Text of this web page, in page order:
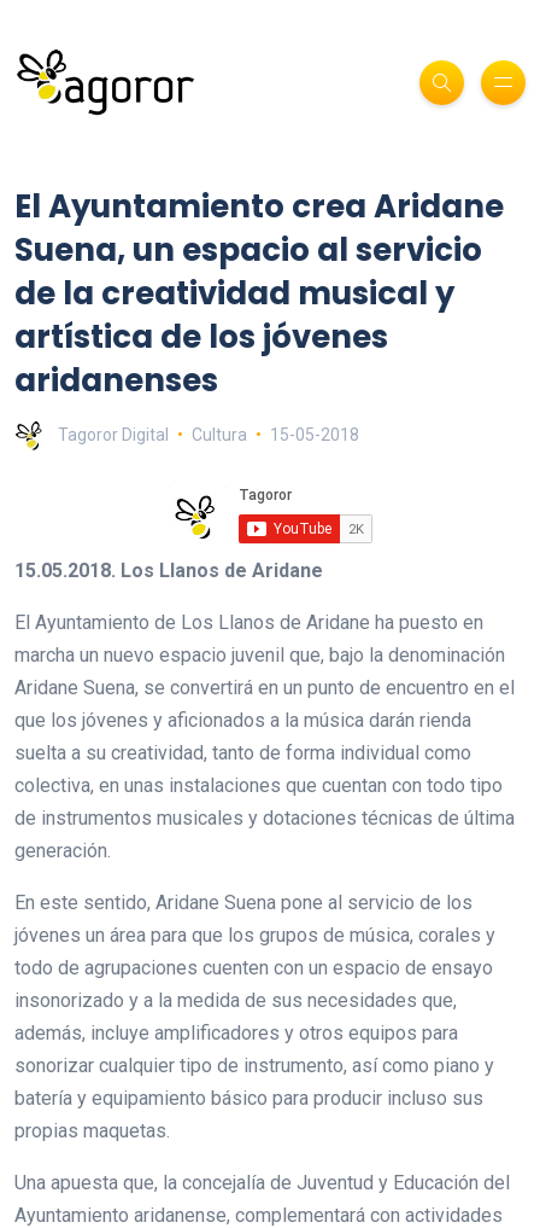
El Ayuntamiento crea Aridane
Suena, un espacio al servicio
de la creatividad musical y
artística de los jóvenes
aridanenses
Tagoror Digital Cultura 15-05-2018
15.05.2018. Los Llanos de Aridane
El Ayuntamiento de Los Llanos de Aridane ha puesto en
marcha un nuevo espacio juvenil que, bajo la denominación
Aridane Suena, se convertirá en un punto de encuentro en el
que los jóvenes y aficionados a la música darán rienda
suelta a su creatividad, tanto de forma individual como
colectiva, en unas instalaciones que cuentan con todo tipo
de instrumentos musicales y dotaciones técnicas de última
generación.
En este sentido, Aridane Suena pone al servicio de los
jóvenes un área para que los grupos de música, corales y
todo de agrupaciones cuenten con un espacio de ensayo
insonorizado y a la medida de sus necesidades que,
además, incluye amplificadores y otros equipos para
sonorizar cualquier tipo de instrumento, así como piano y
batería y equipamiento básico para producir incluso sus
propias maquetas.
Una apuesta que, la concejalía de Juventud y Educación del
Ayuntamiento aridanense, complementará con actividades